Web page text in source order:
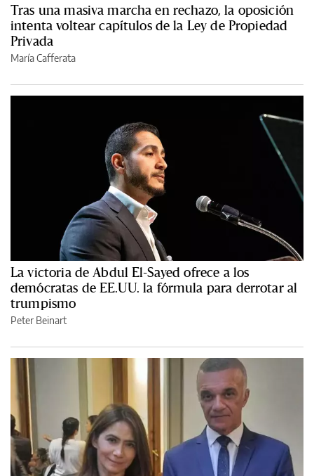
Tras una masiva marcha en rechazo, la oposición
intenta voltear capítulos de la Ley de Propiedad
Privada
María Cafferata
La victoria de Abdul El-Sayed ofrece a los
demócratas de EE.UU. la fórmula para derrotar al
trumpismo
Peter Beinart